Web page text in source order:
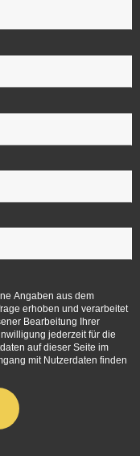
Angaben aus dem
erhoben und verarbeitet
Bearbeitung Ihrer
jederzeit für die
auf dieser Seite im
mit Nutzerdaten finden